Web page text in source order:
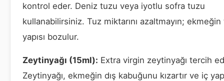
kontrol eder. Deniz tuzu veya iyotlu sofra tuzu
kullanabilirsiniz. Tuz miktarını azaltmayın; ekmeğin
yapısı bozulur.
Zeytinyağı (15ml): Extra virgin zeytinyağı tercih
Zeytinyağı, ekmeğin dış kabuğunu kızartır ve iç